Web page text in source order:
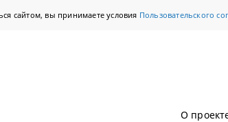
сайтом, вы принимаете условия Пользовательского
О